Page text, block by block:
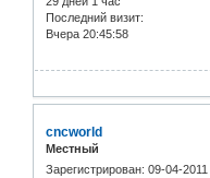
Последний визит:
Вчера 20:45:58
cncworld
Местный
Зарегистрирован: 09-04-2011